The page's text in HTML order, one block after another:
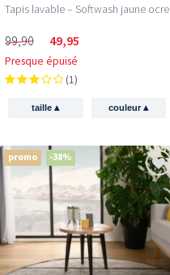
Tapis lavable – Softwash jaune ocre
99,90 49,95
Presque épuisé
(1)
taille▴ couleur▴
promo -38%